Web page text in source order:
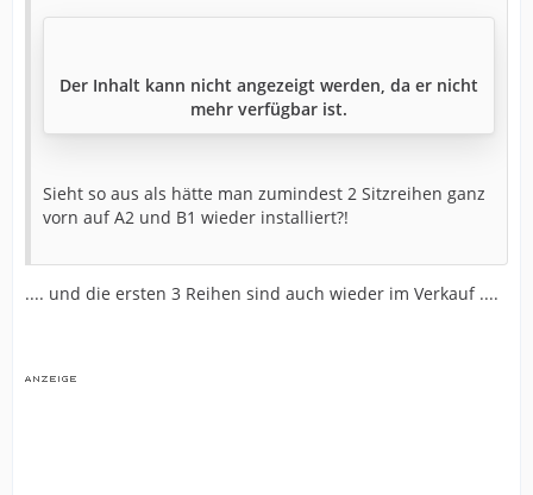
Der Inhalt kann nicht angezeigt werden, da er nicht
mehr verfügbar ist.
Sieht so aus als hätte man zumindest 2 Sitzreihen ganz
vorn auf A2 und B1 wieder installiert?!
.... und die ersten 3 Reihen sind auch wieder im Verkauf ....